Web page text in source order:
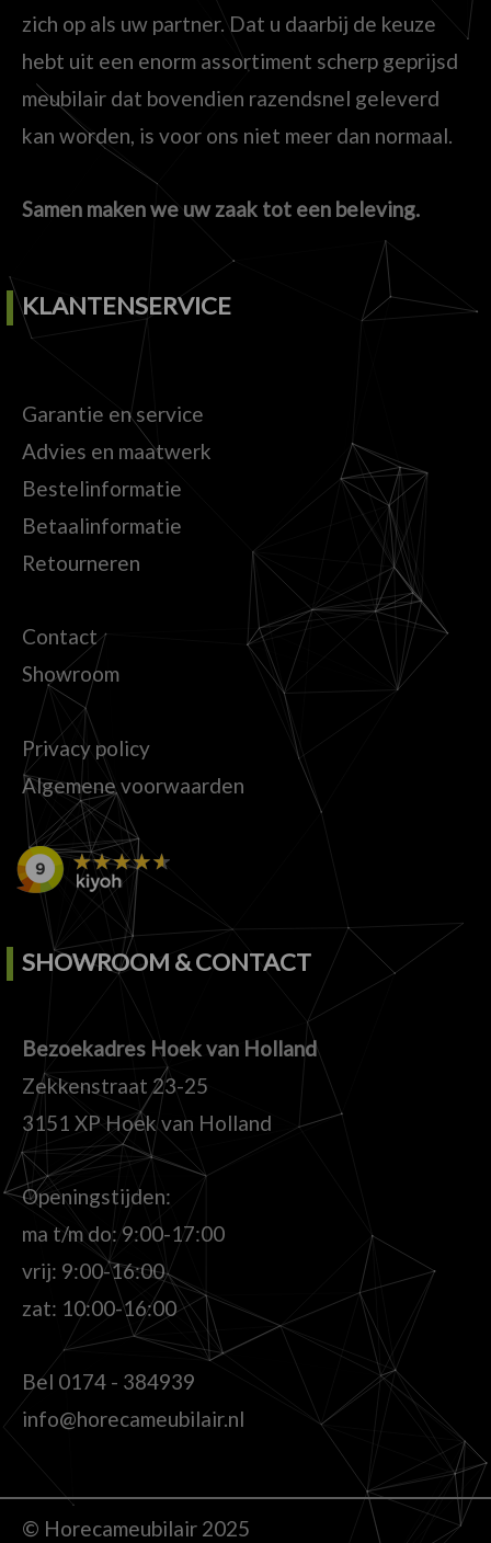
zich op als uw partner. Dat u daarbij de keuze
hebt uit een enorm assortiment scherp geprijsd
meubilair dat bovendien razendsnel geleverd
kan worden, is voor ons niet meer dan normaal.
Samen maken we uw zaak tot een beleving.
KLANTENSERVICE
Garantie en service
Advies en maatwerk
Bestelinformatie
Betaalinformatie
Retourneren
Contact
Showroom
Privacy policy
Algemene voorwaarden
SHOWROOM & CONTACT
Bezoekadres Hoek van Holland
Zekkenstraat 23-25
3151 XP Hoek van Holland
Openingstijden:
ma t/m do: 9:00-17:00
vrij: 9:00-16:00
zat: 10:00-16:00
Bel 0174 - 384939
info@horecameubilair.nl
© Horecameubilair 2025